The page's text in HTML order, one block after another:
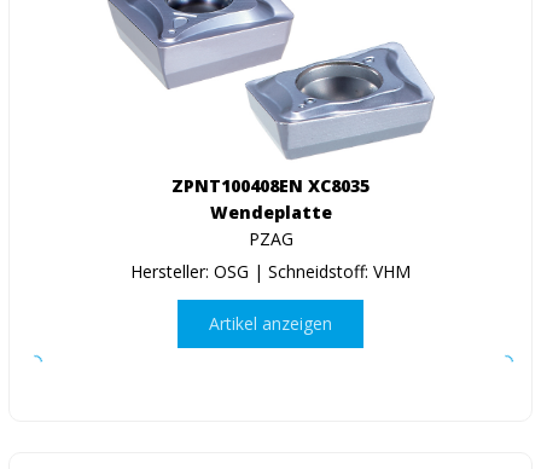
ZPNT100408EN XC8035
Wendeplatte
PZAG
Hersteller: OSG | Schneidstoff: VHM
Artikel anzeigen